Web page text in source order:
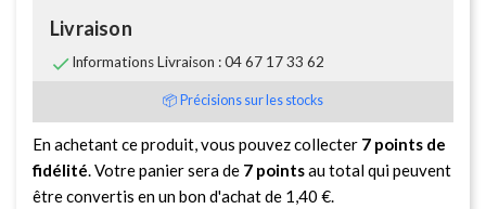
Livraison
Informations Livraison : 04 67 17 33 62
📦 Précisions sur les stocks
En achetant ce produit, vous pouvez collecter 7 points de
fidélité. Votre panier sera de 7 pointsau total qui peuvent
être convertis en un bon d'achat de 1,40 €.